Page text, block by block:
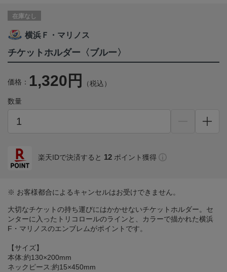
在庫なし
横浜Ｆ・マリノス
チケットホルダー〈ブルー〉
価格： 1,320円 （税込）
数量
楽天IDで決済すると 12 ポイント獲得
※ お客様都合によるキャンセルはお受けできません。
大切なチケットの持ち運びにはかかせないチケットホルダー。セ
ンターに入ったトリコロールのラインと、カラーで描かれた横浜
F・マリノスのエンブレムがポイントです。
【サイズ】
本体:約130×200mm
ネックピース:約15×450mm